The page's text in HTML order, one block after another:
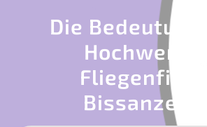
Die Bedeutung